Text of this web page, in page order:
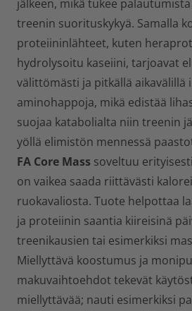
jälkeen, mikä tukee
treenin suorituskykyä. Samalla
proteiininlähteet, kuten
hydrolysoitu kaseiini, tarjoavat
välittömästi ja pitkällä aikavälillä
aminohappoja, mikä edistää
suojaa katabolialta niin treenin
yöllä elimistön mennessä
FA Core Mass soveltuu
on vaikea saada riittävästi
ruokavaliosta. Tuote helpottaa
ja proteiinin saantia kiireisinä
treenikausien tai esimerkiksi
Miellyttävä koostumus ja
makuvaihtoehdot tekevät
miellyttävää; nauti esimerkiksi